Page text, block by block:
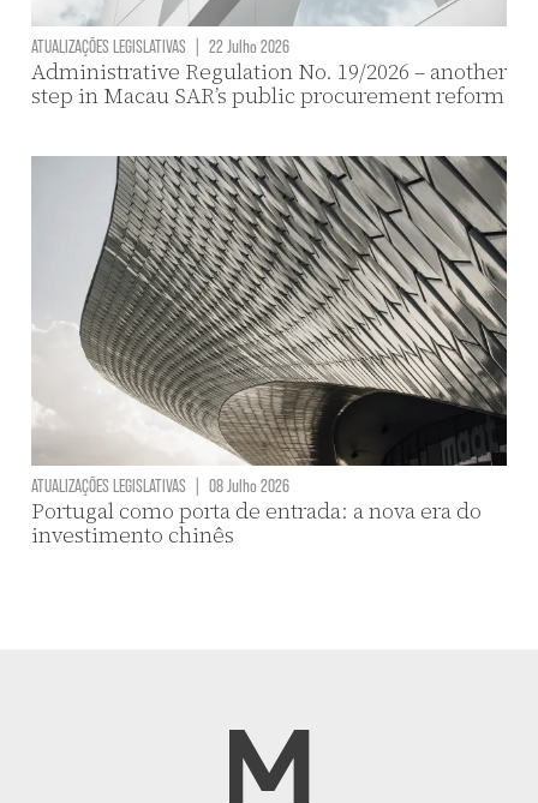
ATUALIZAÇÕES LEGISLATIVAS | 22 Julho 2026
Administrative Regulation No. 19/2026 – another
step in Macau SAR’s public procurement reform
ATUALIZAÇÕES LEGISLATIVAS | 08 Julho 2026
Portugal como porta de entrada: a nova era do
investimento chinês